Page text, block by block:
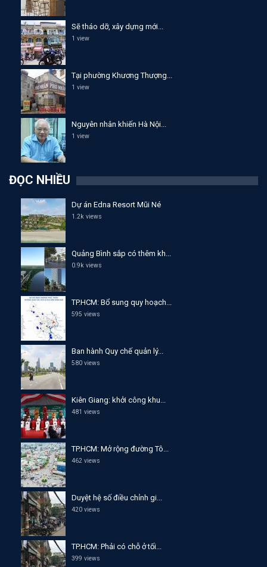
Sẽ tháo dỡ, xây dựng mới...
1 view
Tại phường Khương Thượng...
1 view
Nguyên nhân khiến Hà Nội...
1 view
ĐỌC NHIỀU
Dự án Edna Resort Mũi Né
1.2k views
Quảng Bình sắp có thêm kh...
0.9k views
TP.HCM: Bổ sung quy hoạch...
595 views
Ban hành Quy chế quản lý...
580 views
Kiên Giang: khởi công khu...
481 views
TP.HCM: Mở rộng đường Tô...
462 views
Duyệt hệ số điều chỉnh gi...
420 views
TP.HCM: Phải có chỗ ở tối...
399 views